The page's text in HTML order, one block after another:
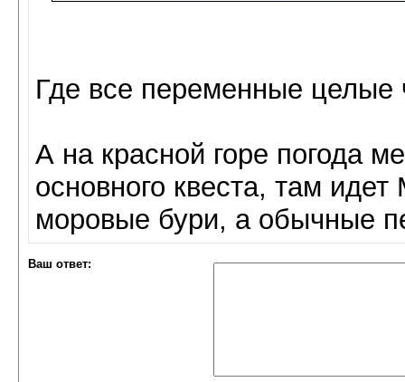
Где все переменные целые
А на красной горе погода
основного квеста, там
моровые бури, а обычные
Ваш ответ: